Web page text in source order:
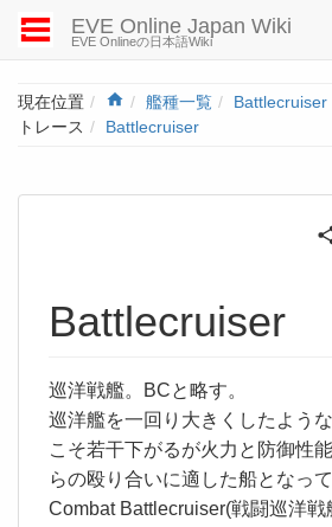
EVE Online Japan Wiki
EVE Onlineの日本語Wiki
現在位置 Home
艦種一覧
Battlecruiser
トレース
Battlecruiser
Battlecruiser
巡洋戦艦。BCと略す。
巡洋艦を一回り大きくしたよう
こそ若干下がるが火力と防御性
らの殴り合いに適した船となって
Combat Battlecruiser(戦闘巡洋戦